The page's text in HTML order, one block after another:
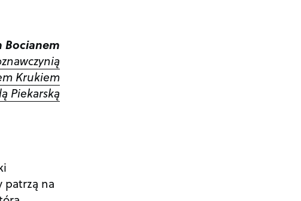
Bocianem
Krukiem
Piekarską
patrzą na